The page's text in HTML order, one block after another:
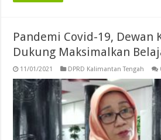
Pandemi Covid-19, Dewan
Dukung Maksimalkan
11/01/2021 DPRD Kalimantan Tengah